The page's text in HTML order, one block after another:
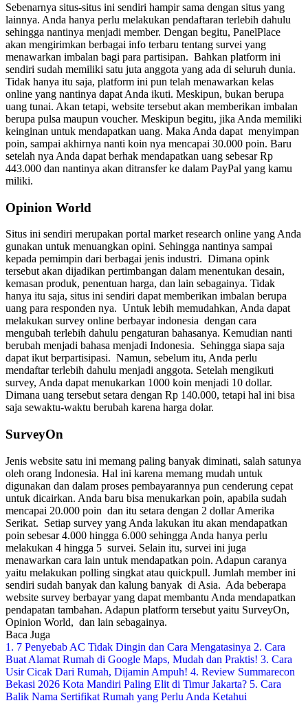
Sebenarnya situs-situs ini sendiri hampir sama dengan situs yang
lainnya. Anda hanya perlu melakukan pendaftaran terlebih dahulu
sehingga nantinya menjadi member. Dengan begitu, PanelPlace
akan mengirimkan berbagai info terbaru tentang survei yang
menawarkan imbalan bagi para partisipan. Bahkan platform ini
sendiri sudah memiliki satu juta anggota yang ada di seluruh dunia.
Tidak hanya itu saja, platform ini pun telah menawarkan kelas
online yang nantinya dapat Anda ikuti. Meskipun, bukan berupa
uang tunai. Akan tetapi, website tersebut akan memberikan imbalan
berupa pulsa maupun voucher. Meskipun begitu, jika Anda memiliki
keinginan untuk mendapatkan uang. Maka Anda dapat menyimpan
poin, sampai akhirnya nanti koin nya mencapai 30.000 poin. Baru
setelah nya Anda dapat berhak mendapatkan uang sebesar Rp
443.000 dan nantinya akan ditransfer ke dalam PayPal yang kamu
miliki.
Opinion World
Situs ini sendiri merupakan portal market research online yang Anda
gunakan untuk menuangkan opini. Sehingga nantinya sampai
kepada pemimpin dari berbagai jenis industri. Dimana opink
tersebut akan dijadikan pertimbangan dalam menentukan desain,
kemasan produk, penentuan harga, dan lain sebagainya. Tidak
hanya itu saja, situs ini sendiri dapat memberikan imbalan berupa
uang para responden nya. Untuk lebih memudahkan, Anda dapat
melakukan survey online berbayar indonesia dengan cara
mengubah terlebih dahulu pengaturan bahasanya. Kemudian nanti
berubah menjadi bahasa menjadi Indonesia. Sehingga siapa saja
dapat ikut berpartisipasi. Namun, sebelum itu, Anda perlu
mendaftar terlebih dahulu menjadi anggota. Setelah mengikuti
survey, Anda dapat menukarkan 1000 koin menjadi 10 dollar.
Dimana uang tersebut setara dengan Rp 140.000, tetapi hal ini bisa
saja sewaktu-waktu berubah karena harga dolar.
SurveyOn
Jenis website satu ini memang paling banyak diminati, salah satunya
oleh orang Indonesia. Hal ini karena memang mudah untuk
digunakan dan dalam proses pembayarannya pun cenderung cepat
untuk dicairkan. Anda baru bisa menukarkan poin, apabila sudah
mencapai 20.000 poin dan itu setara dengan 2 dollar Amerika
Serikat. Setiap survey yang Anda lakukan itu akan mendapatkan
poin sebesar 4.000 hingga 6.000 sehingga Anda hanya perlu
melakukan 4 hingga 5 survei. Selain itu, survei ini juga
menawarkan cara lain untuk mendapatkan poin. Adapun caranya
yaitu melakukan polling singkat atau quickpull. Jumlah member ini
sendiri sudah banyak dan kalung banyak di Asia. Ada beberapa
website survey berbayar yang dapat membantu Anda mendapatkan
pendapatan tambahan. Adapun platform tersebut yaitu SurveyOn,
Opinion World, dan lain sebagainya.
Baca Juga
1. 7 Penyebab AC Tidak Dingin dan Cara Mengatasinya 2. Cara
Buat Alamat Rumah di Google Maps, Mudah dan Praktis! 3. Cara
Usir Cicak Dari Rumah, Dijamin Ampuh! 4. Review Summarecon
Bekasi 2026 Kota Mandiri Paling Elit di Timur Jakarta? 5. Cara
Balik Nama Sertifikat Rumah yang Perlu Anda Ketahui